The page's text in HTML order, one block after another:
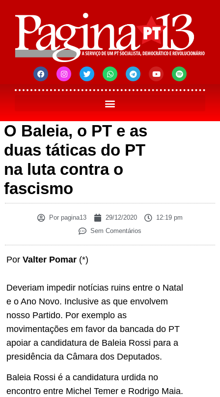
O Baleia, o PT e as
duas táticas do PT
na luta contra o
fascismo
Por pagina13 29/12/2020
12:19 pm
Sem Comentários
Por Valter Pomar (*)
Deveriam impedir notícias ruins entre o Natal
e o Ano Novo. Inclusive as que envolvem
nosso Partido. Por exemplo as
movimentações em favor da bancada do PT
apoiar a candidatura de Baleia Rossi para a
presidência da Câmara dos Deputados.
Baleia Rossi é a candidatura urdida no
encontro entre Michel Temer e Rodrigo Maia.